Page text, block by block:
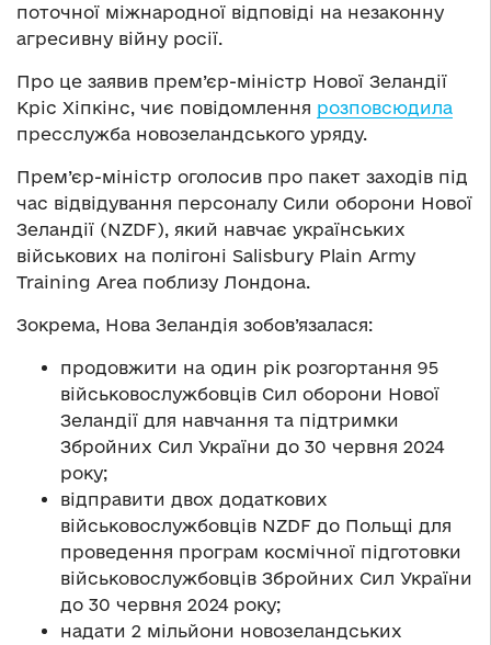
поточної міжнародної відповіді на незаконну
агресивну війну росії.
Про це заявив прем’єр-міністр Нової Зеландії
Кріс Хіпкінс, чиє повідомлення розповсюдила
пресслужба новозеландського уряду.
Прем’єр-міністр оголосив про пакет заходів під
час відвідування персоналу Сили оборони Нової
Зеландії (NZDF), який навчає українських
військових на полігоні Salisbury Plain Army
Training Area поблизу Лондона.
Зокрема, Нова Зеландія зобов’язалася:
продовжити на один рік розгортання 95
військовослужбовців Сил оборони Нової
Зеландії для навчання та підтримки
Збройних Сил України до 30 червня 2024
року;
відправити двох додаткових
військовослужбовців NZDF до Польщі для
проведення програм космічної підготовки
військовослужбовців Збройних Сил України
до 30 червня 2024 року;
надати 2 мільйони новозеландських